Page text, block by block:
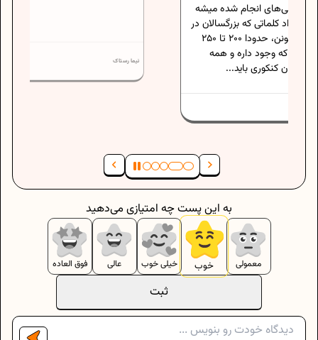
شده میشه
در
هر دقیقه می‌تونن بخونن، حدودا 200 تا 250
و همه
پُررقابت‌ترین آزمون‌های کشور بوده؛ آزمونی که هر
سال هزاران نفر برای رسیدن به رشته‌هایی مثل
پزشکی، دندان‌پزشکی و داروسازی در اون شرکت
می‌کنن. با این سطح رقابت و...
ثبت
معمولی خوب خیلی خوب عالی فوق العاده
به این پست چه امتیازی می‌دهید